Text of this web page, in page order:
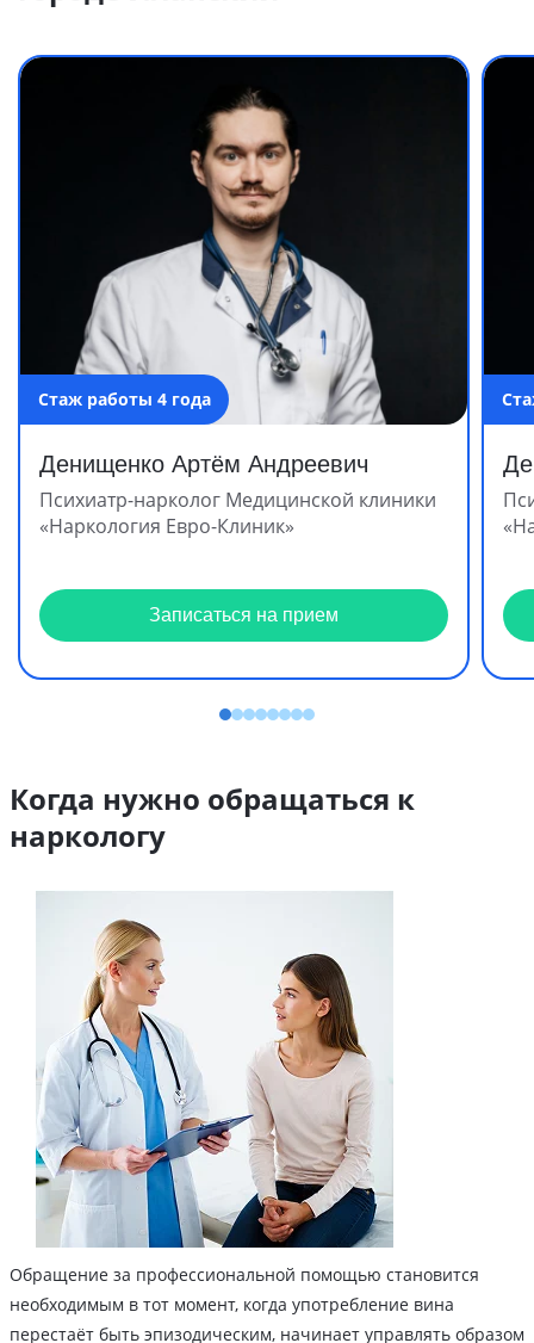
Стаж работы 4 года
Денищенко Артём Андреевич
Психиатр-нарколог Медицинской клиники
«Наркология Евро-Клиник»
Записаться на прием
Когда нужно обращаться к
наркологу
Обращение за профессиональной помощью становится
необходимым в тот момент, когда употребление вина
перестаёт быть эпизодическим, начинает управлять образом